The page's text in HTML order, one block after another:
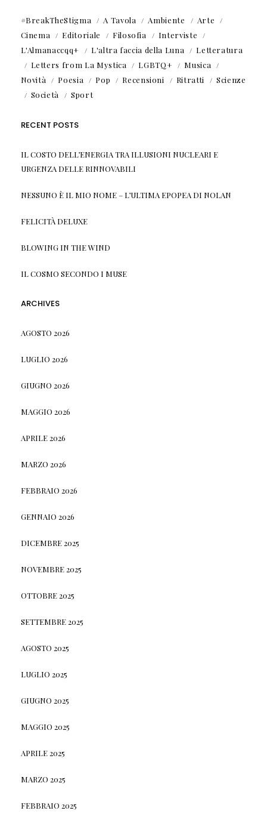
#BreakTheStigma A Tavola Ambiente
Arte
Cinema
Editoriale Filosofia
Interviste
L'Almanaccqq+
L'altra faccia della Luna
Letteratura
Letters from La Mystica
LGBTQ+
Musica
Novità
Poesia Pop Recensioni Ritratti
Scienze
Società
Sport
RECENT POSTS
IL COSTO DELL’ENERGIA TRA ILLUSIONI NUCLEARI E
URGENZA DELLE RINNOVABILI
NESSUNO È IL MIO NOME – L’ULTIMA EPOPEA DI NOLAN
FELICITÀ DELUXE
BLOWING IN THE WIND
IL COSMO SECONDO I MUSE
ARCHIVES
AGOSTO 2026
LUGLIO 2026
GIUGNO 2026
MAGGIO 2026
APRILE 2026
MARZO 2026
FEBBRAIO 2026
GENNAIO 2026
DICEMBRE 2025
NOVEMBRE 2025
OTTOBRE 2025
SETTEMBRE 2025
AGOSTO 2025
LUGLIO 2025
GIUGNO 2025
MAGGIO 2025
APRILE 2025
MARZO 2025
FEBBRAIO 2025